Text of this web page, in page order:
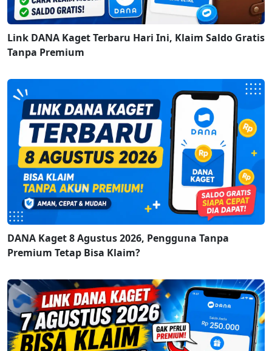
Link DANA Kaget Terbaru Hari Ini, Klaim Saldo Gratis
Tanpa Premium
DANA Kaget 8 Agustus 2026, Pengguna Tanpa
Premium Tetap Bisa Klaim?